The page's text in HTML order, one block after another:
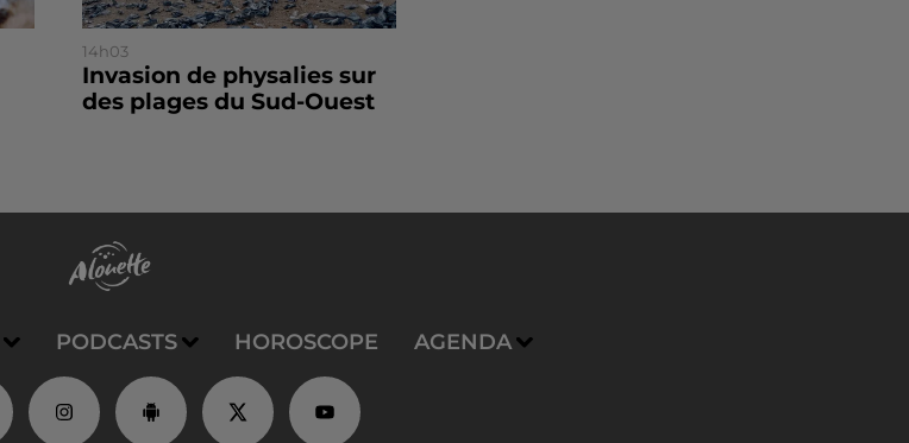
14h03
Invasion de physalies sur
des plages du Sud-Ouest
PODCASTS HOROSCOPE AGENDA